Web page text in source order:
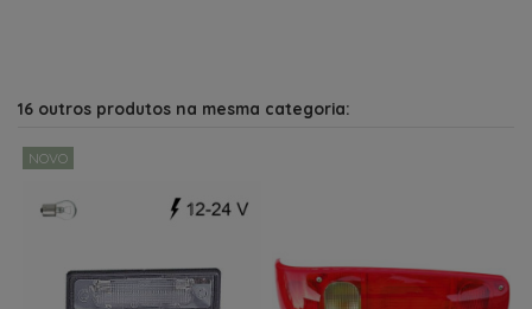
16 outros produtos na mesma categoria:
NOVO